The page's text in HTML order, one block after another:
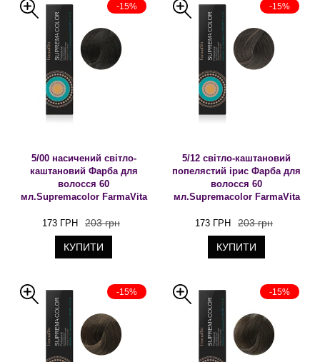
-15%
5/00 насичений світло-
каштановий Фарба для
волосся 60
мл.Supremacolor FarmaVita
173 ГРН 203 грн
КУПИТИ
-15%
5/12 світло-каштановий
попелястий ірис Фарба для
волосся 60
мл.Supremacolor FarmaVita
173 ГРН 203 грн
КУПИТИ
-15% -15%